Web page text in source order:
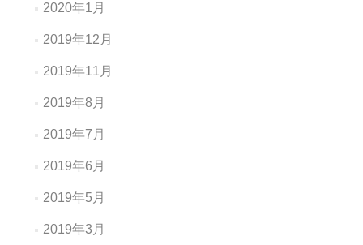
2020年1月
2019年12月
2019年11月
2019年8月
2019年7月
2019年6月
2019年5月
2019年3月